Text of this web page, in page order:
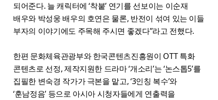
되어준다. 늘 캐릭터에 ‘착붙’ 연기를 선보이는 이순재
배우와 박성웅 배우의 호연은 물론, 반전이 섞여 있는 이들
부자의 이야기에도 주목해 주시면 좋겠다”라고 전했다.
한편 문화체육관광부와 한국콘텐츠진흥원이 OTT 특화
콘텐츠로 선정, 제작지원한 드라마 ‘개소리’는 ‘논스톱5’를
집필한 변숙경 작가가 극본을 맡고, ‘3인칭 복수’와
‘훈남정음’ 등으로 아시아 시청자들에게 연출력을